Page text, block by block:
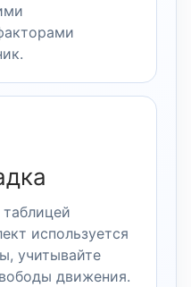
используется
учитывайте
движения.